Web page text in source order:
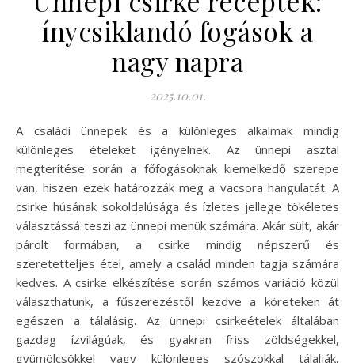
ínycsiklandó fogások a
nagy napra
2025.10.01.
A családi ünnepek és a különleges alkalmak mindig
különleges ételeket igényelnek. Az ünnepi asztal
megterítése során a főfogásoknak kiemelkedő szerepe
van, hiszen ezek határozzák meg a vacsora hangulatát. A
csirke húsának sokoldalúsága és ízletes jellege tökéletes
választássá teszi az ünnepi menük számára. Akár sült, akár
párolt formában, a csirke mindig népszerű és
szeretetteljes étel, amely a család minden tagja számára
kedves. A csirke elkészítése során számos variáció közül
választhatunk, a fűszerezéstől kezdve a köreteken át
egészen a tálalásig. Az ünnepi csirkeételek általában
gazdag ízvilágúak, és gyakran friss zöldségekkel,
gyümölcsökkel vagy különleges szószokkal tálalják,